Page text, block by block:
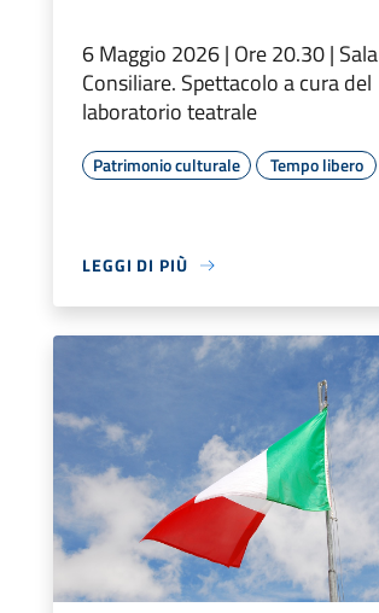
6 Maggio 2026 | Ore 20.30 | Sala
Consiliare. Spettacolo a cura del
laboratorio teatrale
Patrimonio culturale Tempo libero
LEGGI DI PIÙ